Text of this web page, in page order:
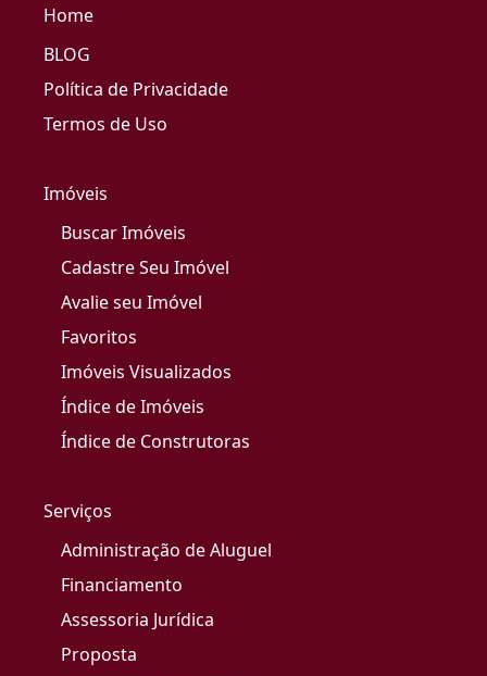
Home
BLOG
Política de Privacidade
Termos de Uso
Imóveis
Buscar Imóveis
Cadastre Seu Imóvel
Avalie seu Imóvel
Favoritos
Imóveis Visualizados
Índice de Imóveis
Índice de Construtoras
Serviços
Administração de Aluguel
Financiamento
Assessoria Jurídica
Proposta